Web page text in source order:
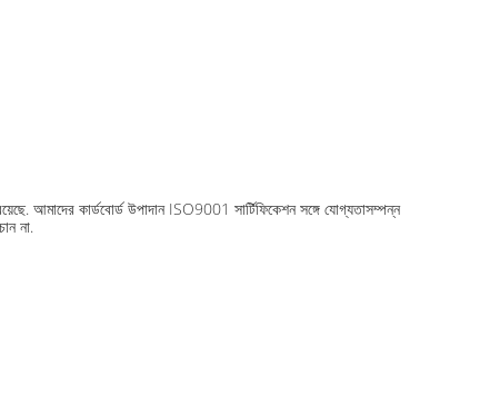
আমাদের কার্ডবোর্ড উপাদান ISO9001 সার্টিফিকেশন সঙ্গে যোগ্যতাসম্পন্ন
না.